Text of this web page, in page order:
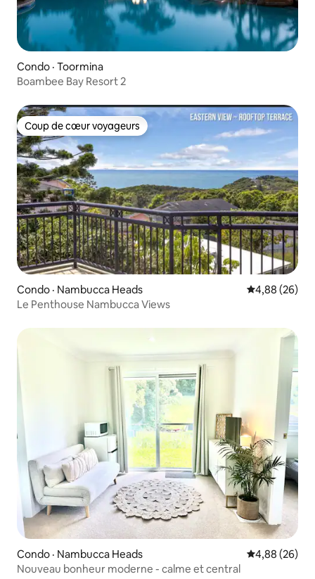
Condo · Toormina
Boambee Bay Resort 2
Coup de cœur voyageurs
Coup de cœur voyageurs
Condo · Nambucca Heads Note
4,88 (26)
Le Penthouse Nambucca Views
Condo · Nambucca Heads Note
4,88 (26)
Nouveau bonheur moderne - calme et central